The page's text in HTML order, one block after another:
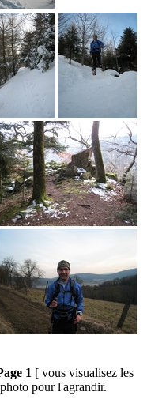
1 [ vous visualisez les
pour l'agrandir.